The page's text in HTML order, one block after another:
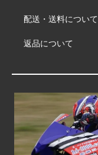
配送・送料について
返品について